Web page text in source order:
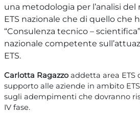
una metodologia per l’analisi del
ETS nazionale che di quello che
“Consulenza tecnico –
nazionale competente
ETS.
Carlotta Ragazzo addetta area ETS
supporto alle aziende in ambito ETS
sugli adempimenti che dovranno
IV fase.